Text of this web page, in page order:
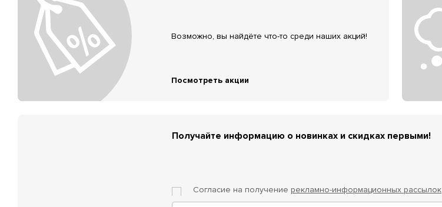
Возможно, вы найдёте что-то среди наших акций!
Посмотреть акции
Получайте информацию о новинках и скидках первыми!
Согласие на получение рекламно-информационных рассылок